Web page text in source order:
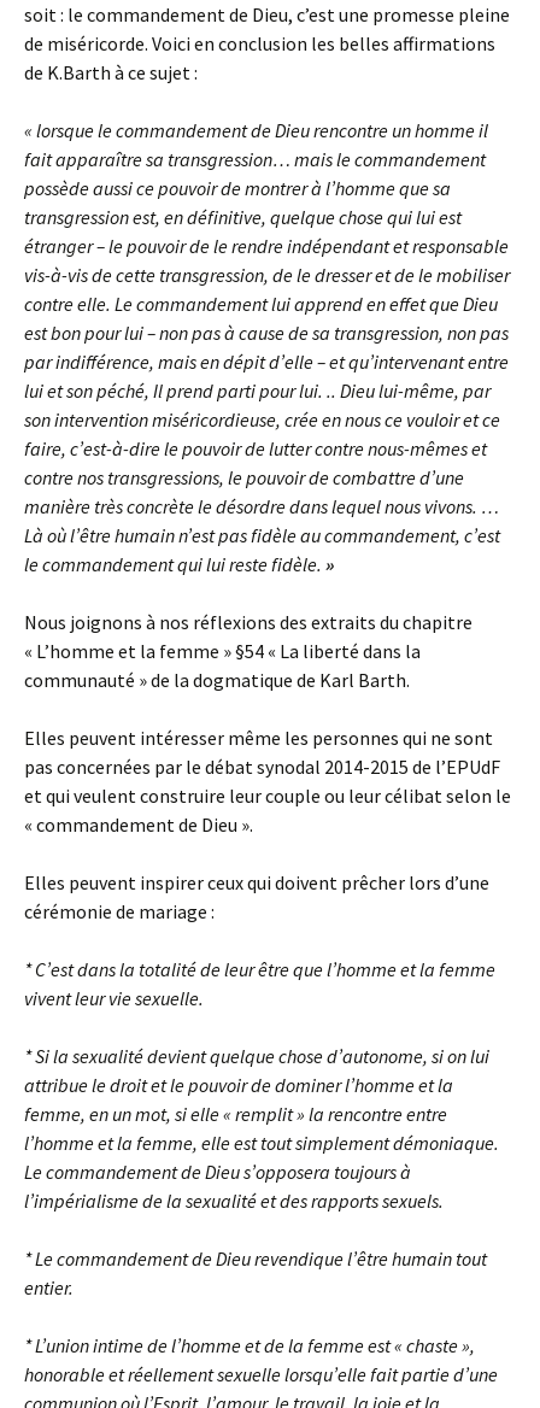
soit : le commandement de Dieu, c’est une promesse pleine
de miséricorde. Voici en conclusion les belles affirmations
de K.Barth à ce sujet :
« lorsque le commandement de Dieu rencontre un homme il
fait apparaître sa transgression… mais le commandement
possède aussi ce pouvoir de montrer à l’homme que sa
transgression est, en définitive, quelque chose qui lui est
étranger – le pouvoir de le rendre indépendant et responsable
vis-à-vis de cette transgression, de le dresser et de le mobiliser
contre elle. Le commandement lui apprend en effet que Dieu
est bon pour lui– non pas à cause de sa transgression, non pas
par indifférence, mais en dépit d’elle – et qu’intervenant entre
lui et son péché, Il prend parti pour lui. .. Dieu lui-même, par
son intervention miséricordieuse, crée en nous ce vouloir et ce
faire, c’est-à-dire le pouvoir de lutter contre nous-mêmes et
contre nos transgressions, le pouvoir de combattre d’une
manière très concrète le désordre dans lequel nous vivons. …
Là où l’être humain n’est pas fidèle au commandement, c’est
le commandement qui lui reste fidèle. »
Nous joignons à nos réflexions des extraits du chapitre
« L’homme et la femme » §54 « La liberté dans la
communauté » de la dogmatique de Karl Barth.
Elles peuvent intéresser même les personnes qui ne sont
pas concernées par le débat synodal 2014-2015 de l’EPUdF
et qui veulent construire leur couple ou leur célibat selon le
« commandement de Dieu ».
Elles peuvent inspirer ceux qui doivent prêcher lors d’une
cérémonie de mariage :
* C’est dans la totalité de leur être que l’homme et la femme
vivent leur vie sexuelle.
* Si la sexualité devient quelque chose d’autonome, si on lui
attribue le droit et le pouvoir de dominer l’homme et la
femme, en un mot, si elle « remplit » la rencontre entre
l’homme et la femme, elle est tout simplement démoniaque.
Le commandement de Dieu s’opposera toujours à
l’impérialisme de la sexualité et des rapports sexuels.
* Le commandement de Dieu revendique l’être humain tout
entier.
* L’union intime de l’homme et de la femme est « chaste »,
honorable et réellement sexuelle lorsqu’elle fait partie d’une
communion où l’Esprit, l’amour, le travail, la joie et la